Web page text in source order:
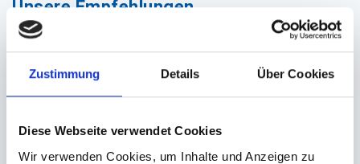
Zustimmung Details Über Cookies
Diese Webseite verwendet Cookies
Wir verwenden Cookies, um Inhalte und Anzeigen zu
Unsere Empfehlungen